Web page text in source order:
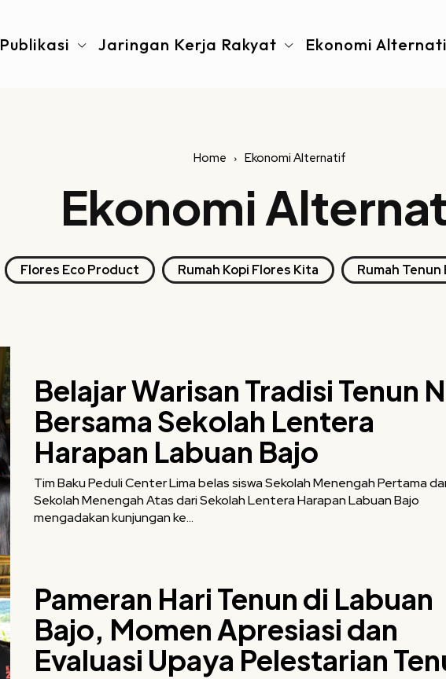
Publikasi Jaringan Kerja Rakyat Ekonomi
Home Ekonomi Alternatif
Ekonomi
Flores Eco Product Rumah Kopi Flores Kita Rumah Tenun
Belajar Warisan Tradisi Tenun
Bersama Sekolah Lentera
Harapan Labuan Bajo
Tim Baku Peduli Center Lima belas siswa Sekolah Menengah Pertama dan
Sekolah Menengah Atas dari Sekolah Lentera Harapan Labuan Bajo
mengadakan kunjungan ke...
Pameran Hari Tenun di Labuan
Bajo, Momen Apresiasi dan
Evaluasi Upaya Pelestarian